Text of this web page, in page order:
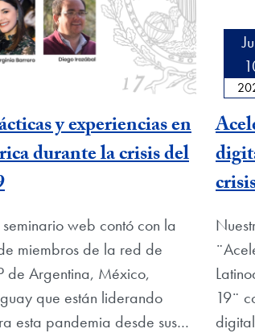
y experiencias en
durante la crisis del
web contó con la
miembros de la red de
de Argentina, México,
que están liderando
esta pandemia desde sus…
19¨